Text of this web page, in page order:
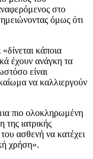
στο
όμως ότι
κάποια
έχουν ανάγκη τα
είναι
να καλλιεργούν
πιο ολοκληρωμένη
της ιατρικής
ασθενή να κατέχει
χρήση».